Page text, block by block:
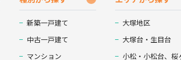
新築一戸建て
中古一戸建て
マンション
大塚地区
大塚台・生目台
小松・小松台、桜